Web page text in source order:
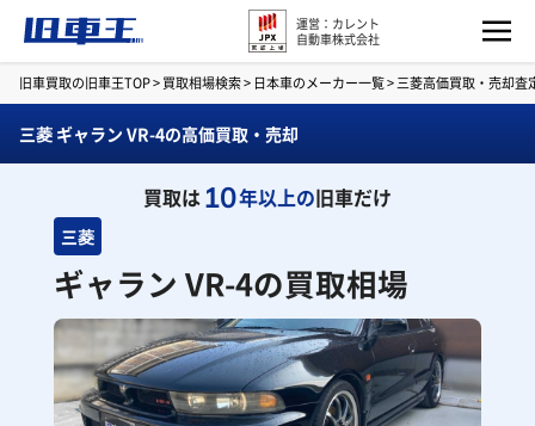
運営：カレント
自動車株式会社
旧車買取の旧車王TOP>買取相場検索> 日本車のメーカー一覧>三菱高価買取・売却査
三菱 ギャラン VR-4の高価買取・売却
買取は10年以上の旧車だけ
三菱
ギャラン VR-4の買取相場